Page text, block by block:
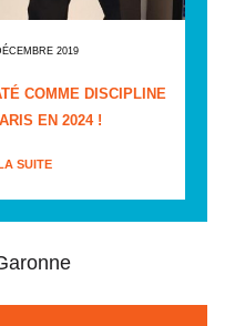
2019
COMME DISCIPLINE
EN 2024 !
SUITE